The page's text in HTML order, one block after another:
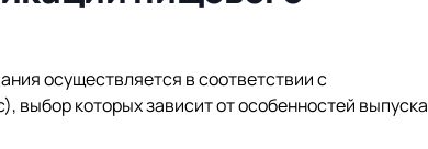
осуществляется в соответствии с
выбор которых зависит от особенностей выпуска